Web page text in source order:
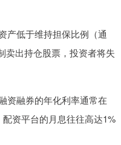
产低于维持担保比例（通
卖出持仓股票，投资者将失
资融券的年化利率通常在
资平台的月息往往高达1%